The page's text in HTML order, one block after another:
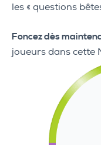
les « questions
Foncez dès
joueurs dans cette